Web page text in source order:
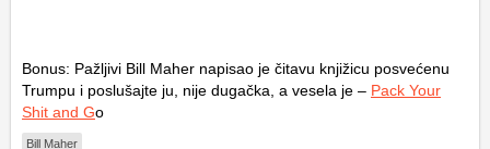
Bonus: Pažljivi Bill Maher napisao je čitavu knjižicu posvećenu
Trumpu i poslušajte ju, nije dugačka, a vesela je – Pack Your
Shit and Go
Bill Maher